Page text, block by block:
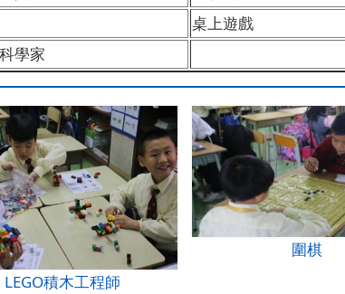
桌上遊戲
學家
LEGO積木工程師
圍棋